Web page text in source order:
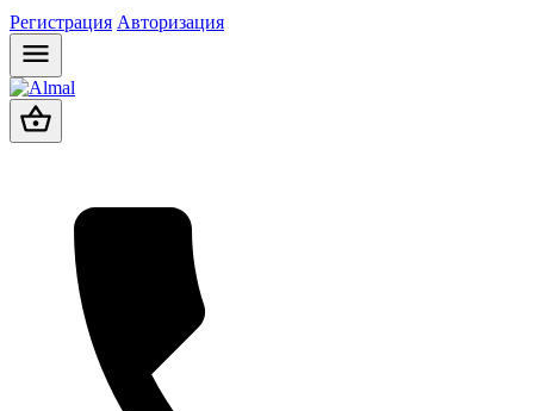
Регистрация Авторизация